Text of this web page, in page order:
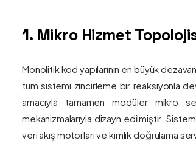
1. Mikro Hizmet
Monolitik kod yapılarının en büyük
tüm sistemi zincirleme bir reaksiyonla
amacıyla tamamen modüler mikro
mekanizmalarıyla dizayn edilmiştir.
veri akış motorları ve kimlik doğrulama